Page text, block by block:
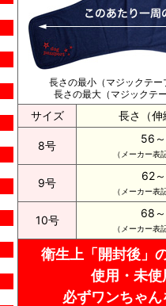
長さの最小（マジックテー
長さの最大（マジックテ
サイズ 長さ（伸
8号
56
（メーカー表
9号
62
（メーカー表
10号
68
（メーカー表
衛生上「開封後」
使用・未
必ずワンちゃ